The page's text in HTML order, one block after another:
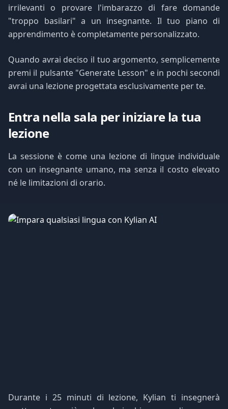
irrilevanti o provare l'imbarazzo di fare domande
"troppo basilari" a un insegnante. Il tuo piano di
apprendimento è completamente personalizzato.
Quando avrai deciso il tuo argomento, semplicemente
premi il pulsante "Generate Lesson" e in pochi secondi
avrai una lezione progettata esclusivamente per te.
Entra nella sala per iniziare la tua
lezione
La sessione è come una lezione di lingue individuale
con un insegnante umano, ma senza il costo elevato
né le limitazioni di orario.
Durante i 25 minuti di lezione, Kylian ti insegnerà